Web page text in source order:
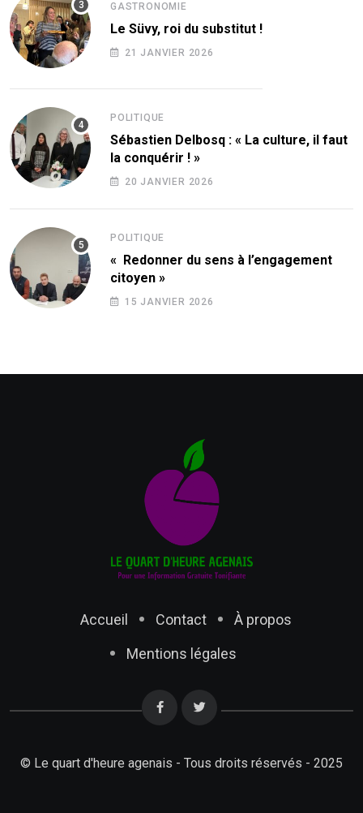
GASTRONOMIE
Le Süvy, roi du substitut !
21 JANVIER 2026
POLITIQUE
Sébastien Delbosq : « La culture, il faut
la conquérir ! »
20 JANVIER 2026
POLITIQUE
« Redonner du sens à l’engagement
citoyen »
15 JANVIER 2026
Accueil Contact
À propos
Mentions légales
© Le quart d'heure agenais - Tous droits réservés - 2025